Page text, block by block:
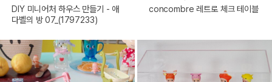
DIY 미니어처 하우스 만들기 - 애
다벨의 방 07_(1797233)
concombre 레트로 체크 테이블